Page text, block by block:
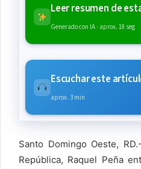
Leer resumen de
Generado con IA · aprox. 18 seg
Escuchar este
aprox. 3 min
Santo Domingo Oeste,
República, Raquel Peña